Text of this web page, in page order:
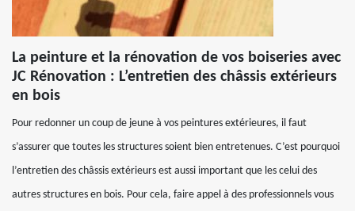
La peinture et la rénovation de vos boiseries avec
JC Rénovation : L’entretien des châssis extérieurs
en bois
Pour redonner un coup de jeune à vos peintures extérieures, il faut
s’assurer que toutes les structures soient bien entretenues. C’est pourquoi
l’entretien des châssis extérieurs est aussi important que les celui des
autres structures en bois. Pour cela, faire appel à des professionnels vous